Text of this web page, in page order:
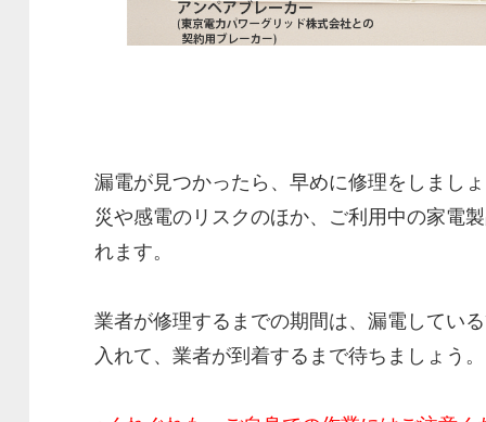
漏電が見つかったら、早めに修理をしまし
災や感電のリスクのほか、ご利用中の家電
れます。
業者が修理するまでの期間は、漏電してい
入れて、業者が到着するまで待ちましょう。